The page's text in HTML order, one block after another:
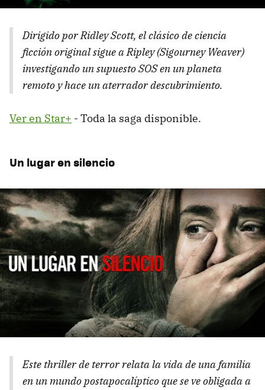
Dirigido por Ridley Scott, el clásico de ciencia
ficción original sigue a Ripley (Sigourney Weaver)
investigando un supuesto SOS en un planeta
remoto y hace un aterrador descubrimiento.
Ver en Star+ - Toda la saga disponible.
Un lugar en silencio
Este thriller de terror relata la vida de una familia
en un mundo postapocalíptico que se ve obligada a